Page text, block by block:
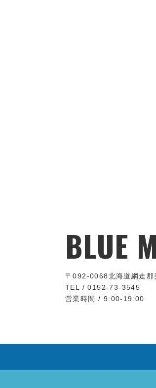
BLUE
〒092-0068北海道網走
TEL / 0152-73-3545
営業時間 / 9:00-19:00